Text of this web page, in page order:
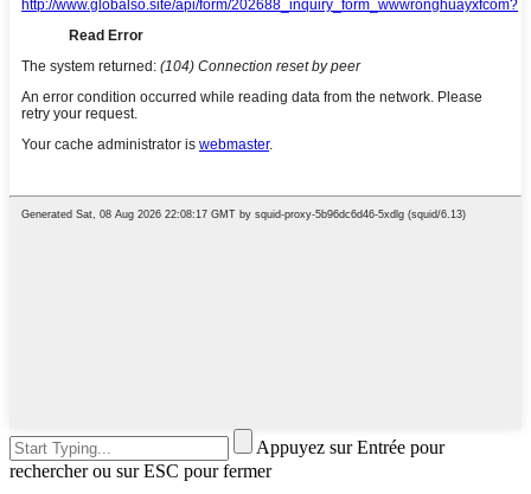
Appuyez sur Entrée pour
rechercher ou sur ESC pour fermer